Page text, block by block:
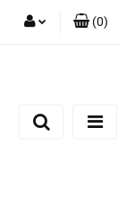
(0)